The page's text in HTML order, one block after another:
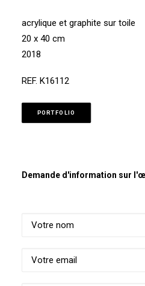
acrylique et graphite sur toile
20 x 40 cm
2018
REF. K16112
PORTFOLIO
Demande d'information sur